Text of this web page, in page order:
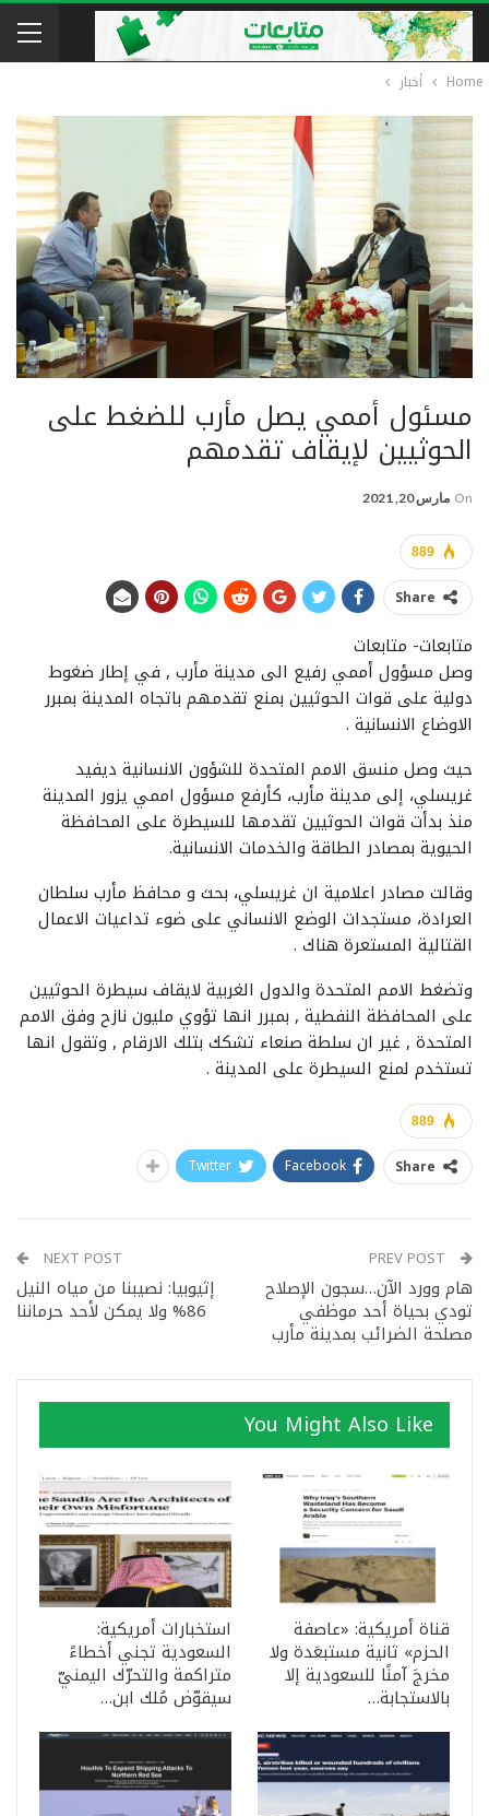
Home أخبار
مسئول أممي يصل مأرب للضغط على
الحوثيين لإيقاف تقدمهم
On مارس 20, 2021
889
Share
متابعات- متابعات
وصل مسؤول أممي رفيع الى مدينة مأرب , في إطار ضغوط
دولية على قوات الحوثيين بمنع تقدمهم باتجاه المدينة بمبرر
الاوضاع الانسانية .
حيث وصل منسق الامم المتحدة للشؤون الانسانية ديفيد
غريسلي، إلى مدينة مأرب، كأرفع مسؤول اممي يزور المدينة
منذ بدأت قوات الحوثيين تقدمها للسيطرة على المحافظة
الحيوية بمصادر الطاقة والخدمات الانسانية.
وقالت مصادر اعلامية ان غريسلي، بحث و محافظ مأرب سلطان
العرادة، مستجدات الوضع الانساني على ضوء تداعيات الاعمال
القتالية المستعرة هناك .
وتضغط الامم المتحدة والدول الغربية لايقاف سيطرة الحوثيين
على المحافظة النفطية , بمبرر انها تؤوي مليون نازح وفق الامم
المتحدة , غير ان سلطة صنعاء تشكك بتلك الارقام , وتقول انها
تستخدم لمنع السيطرة على المدينة .
889
Share
Facebook
Twitter
هام وورد الآن…سجون الإصلاح
تودي بحياة أحد موظفي
مصلحة الضرائب بمدينة مأرب
NEXT POST
إثيوبيا: نصيبنا من مياه النيل
86% ولا يمكن لأحد حرماننا
You Might Also Like
قناة أمريكية: «عاصفة
الحزم» ثانية مستبعَدة ولا
مخرجَ آمنًا للسعودية إلا
بالاستجابة…
استخبارات أمريكية:
السعودية تجني أخطاءً
متراكمة والتحرّك اليمنيّ
سيقوّض مُلك ابن…